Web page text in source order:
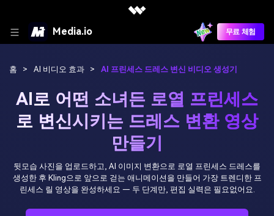
Media.io 무료 체험
홈 > AI 비디오 효과 > AI 프린세스 드레스 변신 비디오 생성기
AI로 어떤 소녀든 로열 프린세스
로 변신시키는 드레스 변환 영상
만들기
뒷모습 사진을 업로드하고, AI 이미지 변환으로 로열 프린세스 드레스를
생성한 후 Kling으로 앞으로 걷는 애니메이션을 만들어 가장 트렌디한 프
린세스 릴 영상을 완성하세요 — 두 단계만, 편집 실력은 필요없어요.